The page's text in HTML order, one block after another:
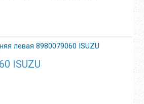
левая 8980079060 ISUZU
ISUZU